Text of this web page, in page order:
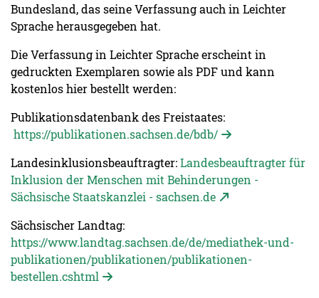
Bundesland, das seine Verfassung auch in Leichter
Sprache herausgegeben hat.
Die Verfassung in Leichter Sprache erscheint in
gedruckten Exemplaren sowie als PDF und kann
kostenlos hier bestellt werden:
Publikationsdatenbank des Freistaates:
https://publikationen.sachsen.de/bdb/
Landesinklusionsbeauftragter:Landesbeauftragter für
Inklusion der Menschen mit Behinderungen -
Sächsische Staatskanzlei - sachsen.de
Sächsischer Landtag:
https://www.landtag.sachsen.de/de/mediathek-und-
publikationen/publikationen/publikationen-
bestellen.cshtml